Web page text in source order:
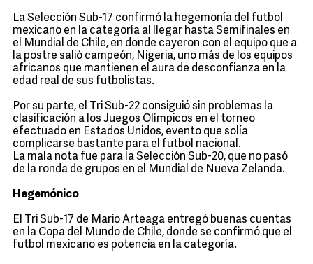
La Selección Sub-17 confirmó la hegemonía del futbol
mexicano en la categoría al llegar hasta Semifinales en
el Mundial de Chile, en donde cayeron con el equipo que a
la postre salió campeón, Nigeria, uno más de los equipos
africanos que mantienen el aura de desconfianza en la
edad real de sus futbolistas.
Por su parte, el Tri Sub-22 consiguió sin problemas la
clasificación a los Juegos Olímpicos en el torneo
efectuado en Estados Unidos, evento que solía
complicarse bastante para el futbol nacional.
La mala nota fue para la Selección Sub-20, que no pasó
de la ronda de grupos en el Mundial de Nueva Zelanda.
Hegemónico
El Tri Sub-17 de Mario Arteaga entregó buenas cuentas
en la Copa del Mundo de Chile, donde se confirmó que el
futbol mexicano es potencia en la categoría.